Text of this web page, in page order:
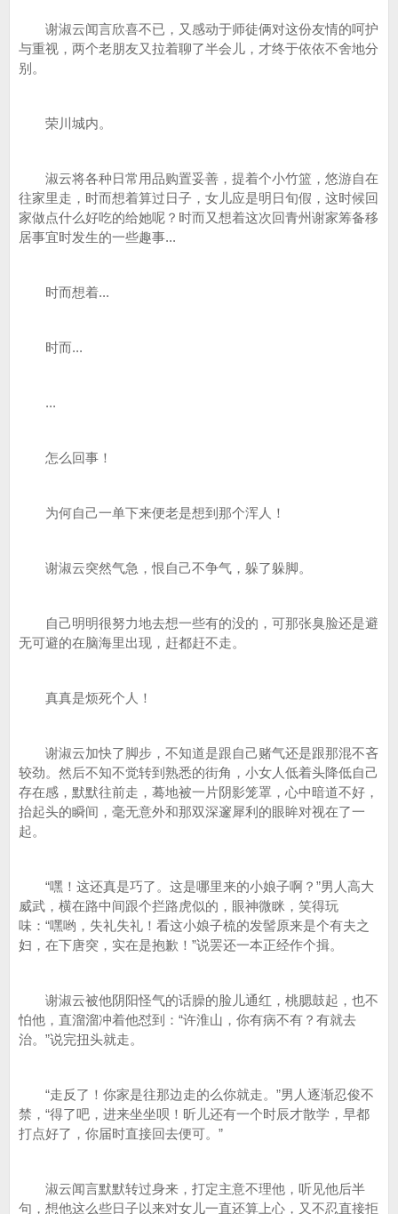
谢淑云闻言欣喜不已，又感动于师徒俩对这份友情的呵护
与重视，两个老朋友又拉着聊了半会儿，才终于依依不舍地分
别。
荣川城内。
淑云将各种日常用品购置妥善，提着个小竹篮，悠游自在
往家里走，时而想着算过日子，女儿应是明日旬假，这时候回
家做点什么好吃的给她呢？时而又想着这次回青州谢家筹备移
居事宜时发生的一些趣事...
时而想着...
时而...
...
怎么回事！
为何自己一单下来便老是想到那个浑人！
谢淑云突然气急，恨自己不争气，躲了躲脚。
自己明明很努力地去想一些有的没的，可那张臭脸还是避
无可避的在脑海里出现，赶都赶不走。
真真是烦死个人！
谢淑云加快了脚步，不知道是跟自己赌气还是跟那混不吝
较劲。然后不知不觉转到熟悉的街角，小女人低着头降低自己
存在感，默默往前走，蓦地被一片阴影笼罩，心中暗道不好，
抬起头的瞬间，毫无意外和那双深邃犀利的眼眸对视在了一
起。
“嘿！这还真是巧了。这是哪里来的小娘子啊？”男人高大
威武，横在路中间跟个拦路虎似的，眼神微眯，笑得玩
味：“嘿哟，失礼失礼！看这小娘子梳的发髻原来是个有夫之
妇，在下唐突，实在是抱歉！”说罢还一本正经作个揖。
谢淑云被他阴阳怪气的话臊的脸儿通红，桃腮鼓起，也不
怕他，直溜溜冲着他怼到：“许淮山，你有病不有？有就去
治。”说完扭头就走。
“走反了！你家是往那边走的么你就走。”男人逐渐忍俊不
禁，“得了吧，进来坐坐呗！昕儿还有一个时辰才散学，早都
打点好了，你届时直接回去便可。”
淑云闻言默默转过身来，打定主意不理他，听见他后半
句，想他这么些日子以来对女儿一直还算上心，又不忍直接拒